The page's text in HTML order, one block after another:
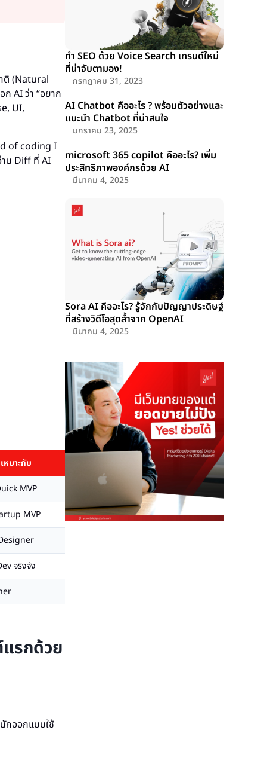
ติ (Natural
AI ว่า “อยาก
UI,
of coding I
าน Diff ที่ AI
เหมาะกับ
MVP
MVP
จริงจัง
รกด้วย
กออกแบบใช้
ทำ SEO ด้วย Voice Search เทรนด์ใหม่
ที่น่าจับตามอง!
กรกฎาคม 31, 2023
AI Chatbot คืออะไร ? พร้อมตัวอย่างและ
แนะนำ Chatbot ที่น่าสนใจ
มกราคม 23, 2025
microsoft 365 copilot คืออะไร? เพิ่ม
ประสิทธิภาพองค์กรด้วย AI
มีนาคม 4, 2025
Sora AI คืออะไร? รู้จักกับปัญญาประดิษฐ์
ที่สร้างวิดีโอสุดล้ำจาก OpenAI
มีนาคม 4, 2025